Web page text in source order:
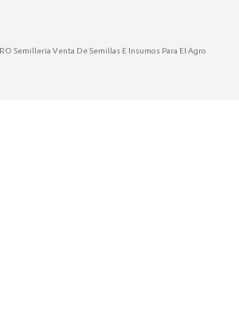
Semilleria Venta De Semillas E Insumos Para El Agro